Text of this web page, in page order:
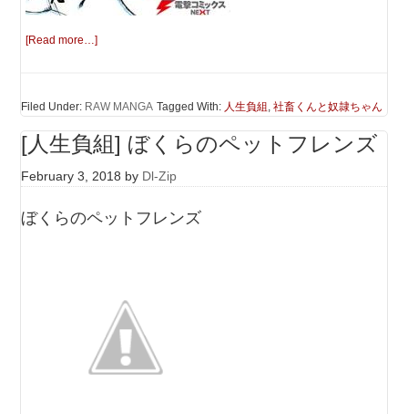
[Read more…]
Filed Under: RAW MANGA Tagged With: 人生負組 ,社畜くんと奴隷ちゃん
[人生負組] ぼくらのペットフレンズ
February 3, 2018 by Dl-Zip
ぼくらのペットフレンズ